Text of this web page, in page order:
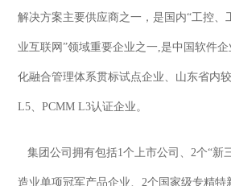
解决方案主要供应商之一，是国内“工控
业互联网”领域重要企业之一,是中国软件
化融合管理体系贯标试点企业、山东省内
L5、PCMM L3认证企业。
集团公司拥有包括1个上市公司、2个“新
造业单项冠军产品企业、2个国家级专精特